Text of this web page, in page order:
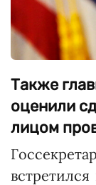
Также
оценили
лицом